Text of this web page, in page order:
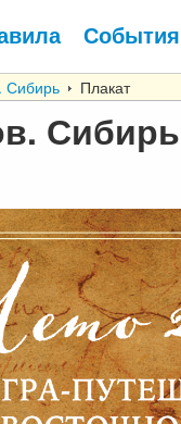
События
Сибирь Плакат
Сибирь